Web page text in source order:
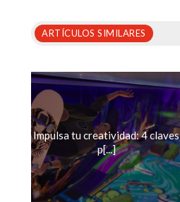
ARTÍCULOS SIMILARES
Impulsa tu creatividad: 4 claves
p[...]